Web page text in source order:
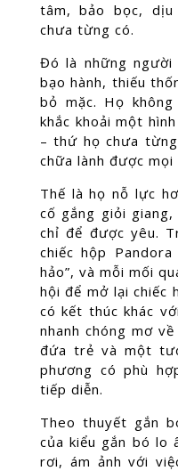
tâm, bảo bọc,
chưa từng có.
Đó là những
bạo hành, thiếu
bỏ mặc. Họ
khắc khoải một
– thứ họ chưa
chữa lành được
Thế là họ nỗ lực
cố gắng giỏi
chỉ để được yêu.
chiếc hộp
hảo”, và mỗi mối
hội để mở lại chiếc
có kết thúc khác
nhanh chóng mơ
đứa trẻ và một
phương có phù
tiếp diễn.
Theo thuyết gắn
của kiểu gắn bó lo
rơi, ám ảnh với